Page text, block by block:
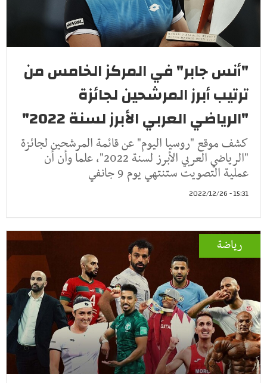
"أنس جابر" في المركز الخامس من
ترتيب أبرز المرشحين لجائزة
"الرياضي العربي الأبرز لسنة 2022"
كشف موقع "روسيا اليوم" عن قائمة المرشحين لجائزة
"الرياضي العربي الأبرز لسنة 2022"، علما وأن أن
عملية التصويت ستنتهي يوم 9 جانفي
15:31 - 2022/12/26
رياضة